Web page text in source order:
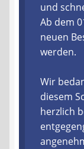
Lieferzeit &
Gutschein
Batterien-
Elektro- und
Öle- und
und
Ab dem
neuen
werden.
Wir
diesem
herzlich